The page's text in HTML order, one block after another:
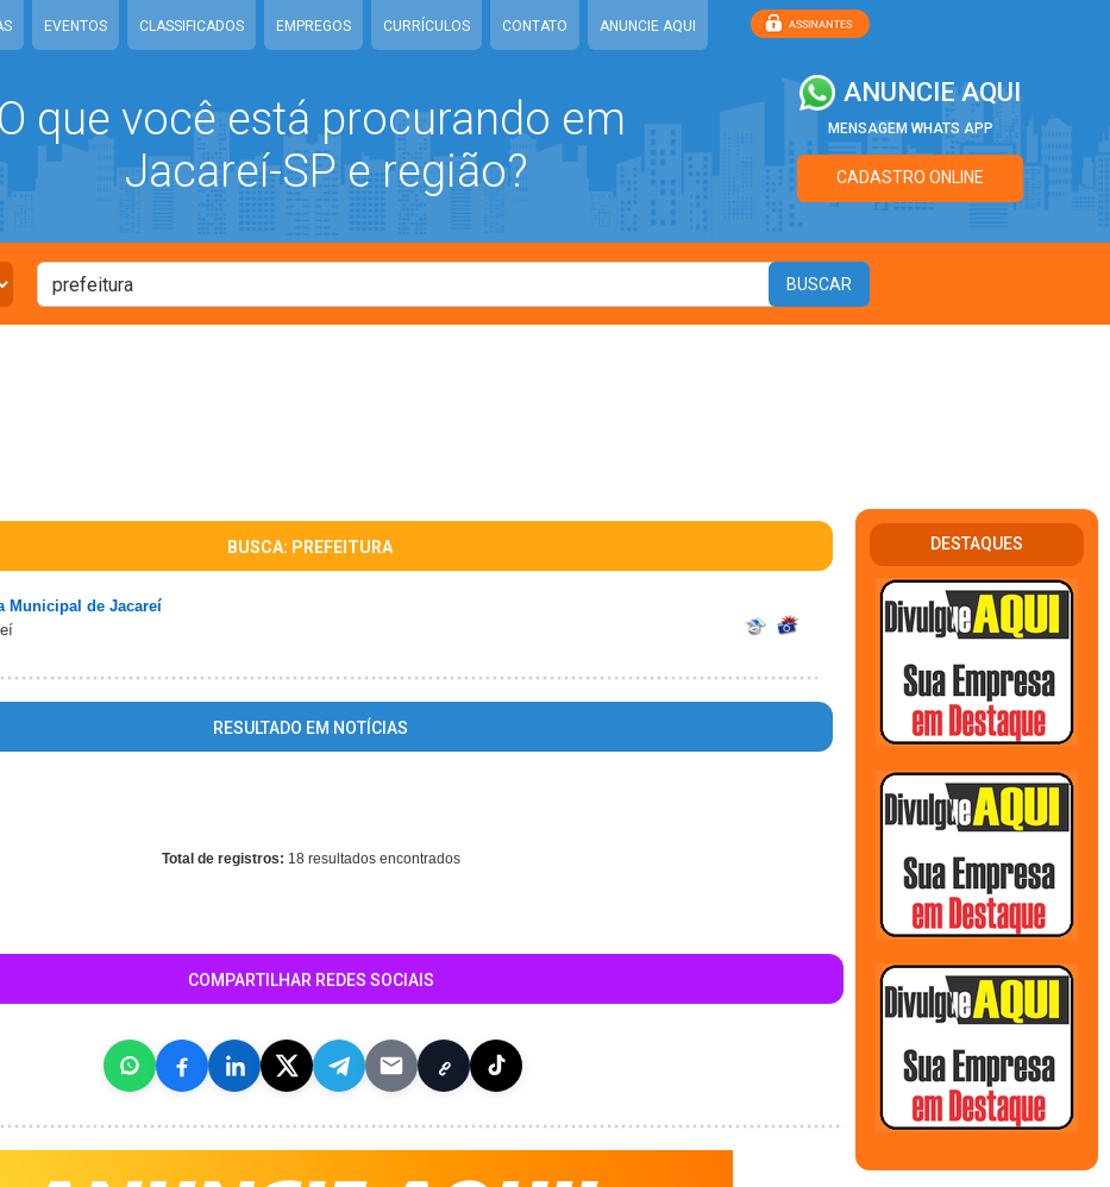
EVENTOS CLASSIFICADOS EMPREGOS CURRÍCULOS CONTATO ANUNCIE AQUI
O que você está procurando em
Jacareí-SP e região?
ANUNCIE AQUI
MENSAGEM WHATS APP
CADASTRO ONLINE
BUSCA: PREFEITURA
Municipal de Jacareí
RESULTADO EM NOTÍCIAS
Total de registros: 18 resultados encontrados
COMPARTILHAR REDES SOCIAIS
DESTAQUES